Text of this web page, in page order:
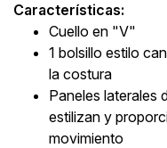
Características:
Cuello en "V"
1 bolsillo estilo
la costura
Paneles laterales
estilizan y
movimiento